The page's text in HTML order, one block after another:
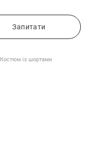
Запитати
Костюм із шортами